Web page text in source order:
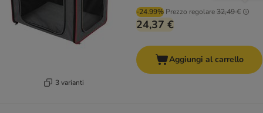
3 varianti
-24.99% Prezzo regolare32,49 €
24,37 €
Aggiungi al carrello